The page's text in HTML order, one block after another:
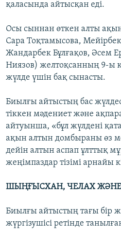
қаласында айтысқан еді.
Осы сыннан өткен алты
Сара Тоқтамысова,
Жандарбек Бұлғақов, Әсем
Ниязов) желтоқсанның 9-ы
жүлде үшін бақ сынасты.
Биылғы айтыстың бас
тіккен мәдениет және
айтуынша, «бұл жүлдені
ақын алтын домбыраны өз
дейін алтын аспап ұлттық
жеңімпаздар тізімі арнайы
ШЫҢҒЫСХАН, ЧЕЛАХ
Биылғы айтыстың тағы бір
жүргізушісі ретінде